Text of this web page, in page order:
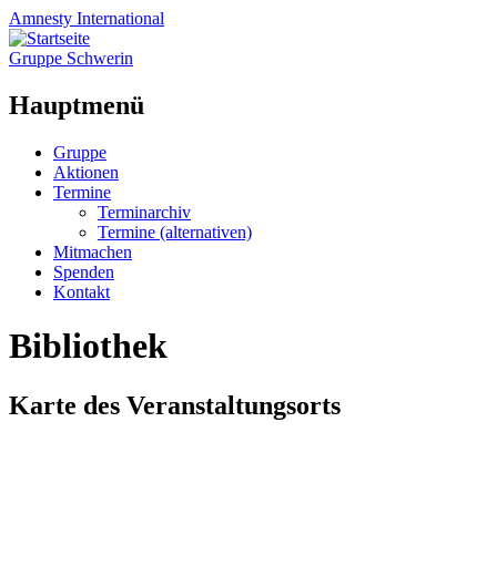
Amnesty International
Gruppe Schwerin
Hauptmenü
Zum
Inhalt
springen
Gruppe
Aktionen
Termine
Terminarchiv
Termine (alternativen)
Mitmachen
Spenden
Kontakt
Bibliothek
Karte des Veranstaltungsorts